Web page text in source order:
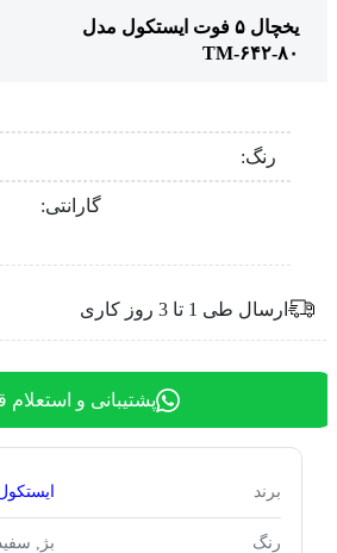
یخچال ۵ فوت ایستکول مدل
TM-۶۴۲-۸۰
رنگ:
گارانتی:
ارسال طی 1 تا 3 روز کاری
پشتیبانی و استعلام
برند ایستکول
رنگ بژ,